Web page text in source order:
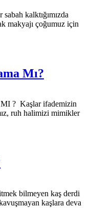
kalktığımızda
makyajı çoğumuz için
Mı?
? Kaşlar ifademizin
ruh halimizi mimikler
bilmeyen kaş derdi
kaşlara deva